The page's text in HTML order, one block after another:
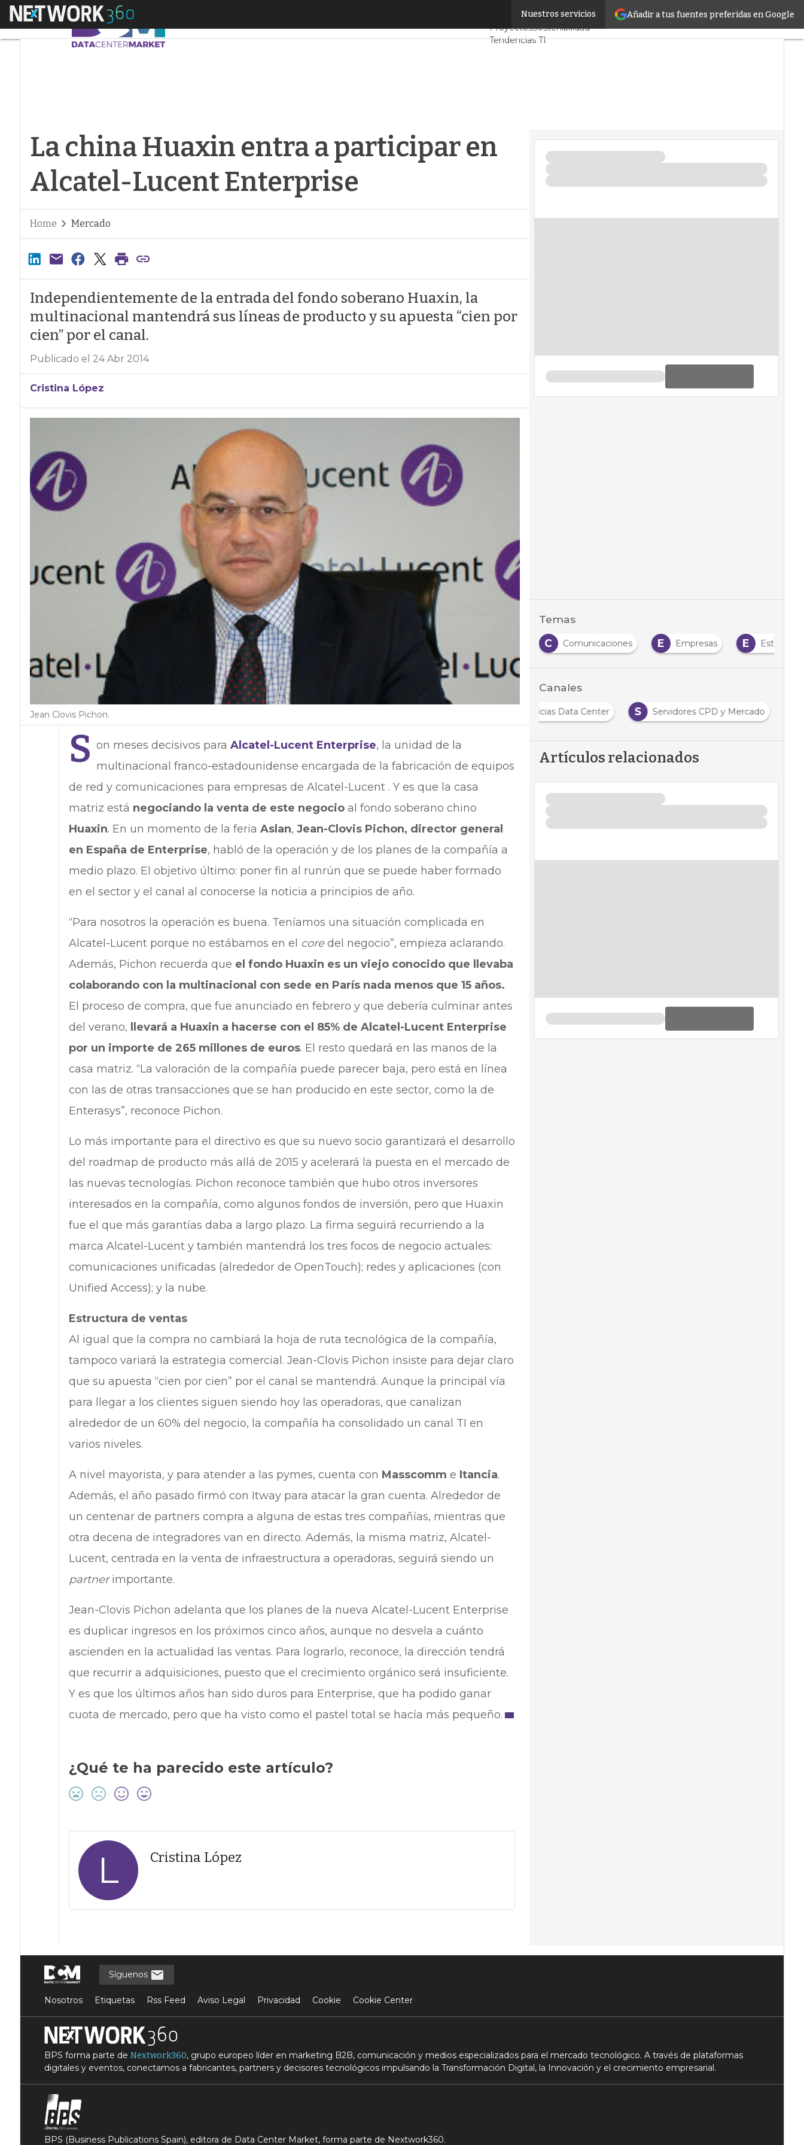
Añadir a tus fuentes preferidas en Google
Nuestros servicios
Menú
Servidores CPD y Mercado
ProyectosSostenibilidad
Tendencias TI
La china Huaxin entra a participar en
Alcatel-Lucent Enterprise
Home Mercado
Independientemente de la entrada del fondo soberano Huaxin, la
multinacional mantendrá sus líneas de producto y su apuesta “cien por
cien” por el canal.
Publicado el 24 Abr 2014
Cristina López
Jean Clovis Pichon.
S on meses decisivos para Alcatel-Lucent Enterprise, la unidad de la
multinacional franco-estadounidense encargada de la fabricación de equipos
de red y comunicaciones para empresas de Alcatel-Lucent . Y es que la casa
matriz está negociando la venta de este negocio al fondo soberano chino
Huaxin. En un momento de la feria Aslan, Jean-Clovis Pichon, director general
en España de Enterprise, habló de la operación y de los planes de la compañía a
medio plazo. El objetivo último: poner fin al runrún que se puede haber formado
en el sector y el canal al conocerse la noticia a principios de año.
“Para nosotros la operación es buena. Teníamos una situación complicada en
Alcatel-Lucent porque no estábamos en el coredel negocio”, empieza aclarando.
Además, Pichon recuerda que el fondo Huaxin es un viejo conocido que llevaba
colaborando con la multinacional con sede en París nada menos que 15 años.
El proceso de compra, que fue anunciado en febrero y que debería culminar antes
del verano,
llevará a Huaxin a hacerse con el 85% de Alcatel-Lucent Enterprise
por un importe de 265 millones de euros. El resto quedará en las manos de la
casa matriz. “La valoración de la compañía puede parecer baja, pero está en línea
con las de otras transacciones que se han producido en este sector, como la de
Enterasys”, reconoce Pichon.
Lo más importante para el directivo es que su nuevo socio garantizará el desarrollo
del roadmap de producto más allá de 2015 y acelerará la puesta en el mercado de
las nuevas tecnologías. Pichon reconoce también que hubo otros inversores
interesados en la compañía, como algunos fondos de inversión, pero que Huaxin
fue el que más garantías daba a largo plazo. La firma seguirá recurriendo a la
marca Alcatel-Lucent y también mantendrá los tres focos de negocio actuales:
comunicaciones unificadas (alrededor de OpenTouch); redes y aplicaciones (con
Unified Access); y la nube.
Estructura de ventas
Al igual que la compra no cambiará la hoja de ruta tecnológica de la compañía,
tampoco variará la estrategia comercial. Jean-Clovis Pichon insiste para dejar claro
que su apuesta “cien por cien” por el canal se mantendrá. Aunque la principal vía
para llegar a los clientes siguen siendo hoy las operadoras, que canalizan
alrededor de un 60% del negocio, la compañía ha consolidado un canal TI en
varios niveles.
A nivel mayorista, y para atender a las pymes, cuenta con Masscomm e Itancia.
Además, el año pasado firmó con Itway para atacar la gran cuenta. Alrededor de
un centenar de partners compra a alguna de estas tres compañías, mientras que
otra decena de integradores van en directo. Además, la misma matriz, Alcatel-
Lucent, centrada en la venta de infraestructura a operadoras, seguirá siendo un
partnerimportante.
Jean-Clovis Pichon adelanta que los planes de la nueva Alcatel-Lucent Enterprise
es duplicar ingresos en los próximos cinco años, aunque no desvela a cuánto
ascienden en la actualidad las ventas. Para lograrlo, reconoce, la dirección tendrá
que recurrir a adquisiciones, puesto que el crecimiento orgánico será insuficiente.
Y es que los últimos años han sido duros para Enterprise, que ha podido ganar
cuota de mercado, pero que ha visto como el pastel total se hacía más pequeño.
¿Qué te ha parecido este artículo?
L Cristina López
Temas
C Comunicaciones E Empresas E Estrategia
Canales
Noticias Data Center S Servidores CPD y Mercado
Artículos relacionados
Síguenos
Nosotros Etiquetas Rss Feed Aviso Legal Privacidad Cookie Cookie Center
BPS forma parte de Nextwork360, grupo europeo líder en marketing B2B, comunicación y medios especializados para el mercado tecnológico. A través de plataformas
digitales y eventos, conectamos a fabricantes, partners y decisores tecnológicos impulsando la Transformación Digital, la Innovación y el crecimiento empresarial.
BPS (Business Publications Spain), editora de Data Center Market, forma parte de Nextwork360.